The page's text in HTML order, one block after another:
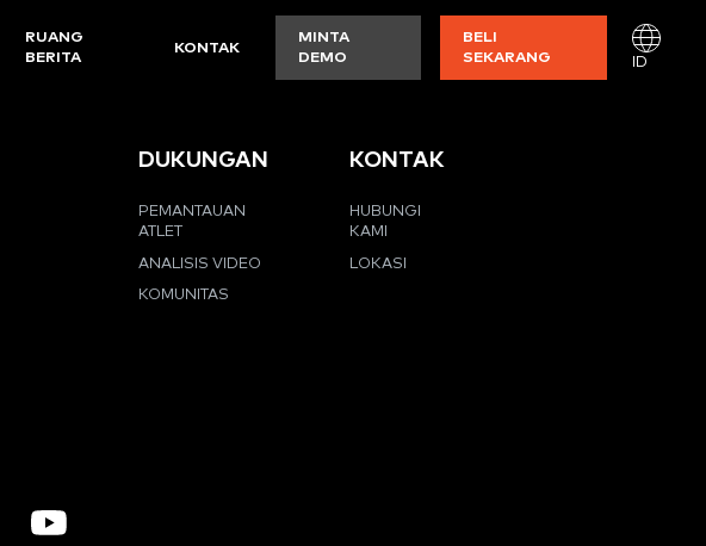
RUANG
BERITA
KONTAK
MINTA
DEMO
BELI
SEKARANG
ID
DUKUNGAN
PEMANTAUAN
ATLET
ANALISIS VIDEO
KOMUNITAS
KONTAK
HUBUNGI
KAMI
LOKASI